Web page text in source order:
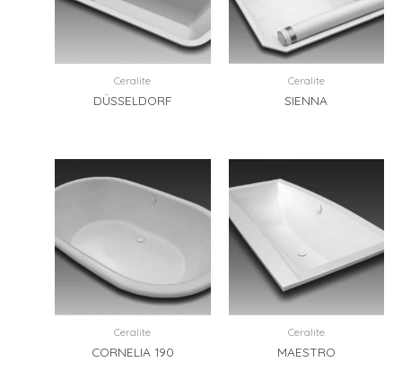
Ceralite
DÜSSELDORF
Ceralite
SIENNA
Ceralite
CORNELIA 190
Ceralite
MAESTRO